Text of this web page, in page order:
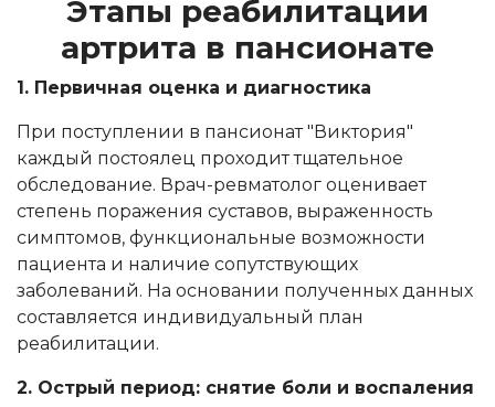
Этапы реабилитации
артрита в пансионате
1. Первичная оценка и диагностика
При поступлении в пансионат "Виктория"
каждый постоялец проходит тщательное
обследование. Врач-ревматолог оценивает
степень поражения суставов, выраженность
симптомов, функциональные возможности
пациента и наличие сопутствующих
заболеваний. На основании полученных данных
составляется индивидуальный план
реабилитации.
2. Острый период: снятие боли и воспаления